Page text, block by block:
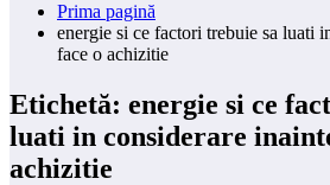
Prima pagină
energie si ce factori trebuie sa luati
face o achizitie
Etichetă: energie si ce
luati in considerare
achizitie